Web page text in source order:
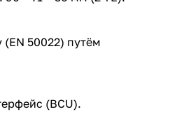
50022) путём
(BCU).